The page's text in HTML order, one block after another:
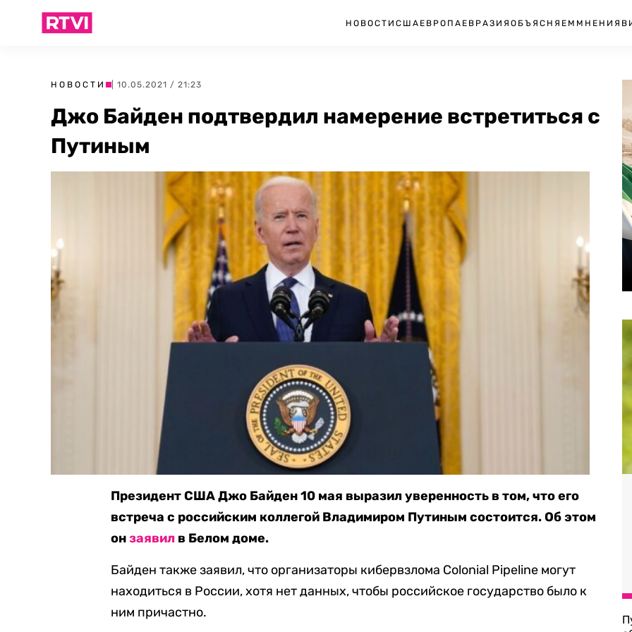
НОВОСТИ США ЕВРОПА ЕВРАЗИЯ ОБЪЯСНЯЕМ МНЕНИЯ
НОВОСТИ | 10.05.2021 / 21:23
Джо Байден подтвердил намерение встретиться с
Путиным
Президент США Джо Байден 10 мая выразил уверенность в том, что его
встреча с российским коллегой Владимиром Путиным состоится. Об этом
онзаявил в Белом доме.
Байден также заявил, что организаторы кибервзлома Colonial Pipeline могут
находиться в России, хотя нет данных, чтобы российское государство было к
ним причастно.